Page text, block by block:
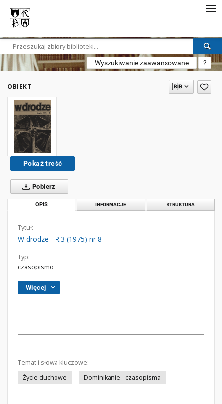
Wyszukiwanie zaawansowane ?
OBIEKT
Pokaż treść
Pobierz
OPIS INFORMACJE STRUKTURA
Tytuł:
W drodze - R.3 (1975) nr 8
Typ:
czasopismo
Więcej
Temat i słowa kluczowe:
Życie duchowe
Dominikanie - czasopisma